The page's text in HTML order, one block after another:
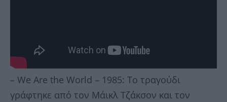
– We Are the World – 1985: To τραγούδι
γράφτηκε από τον Μάικλ Τζάκσον και τον